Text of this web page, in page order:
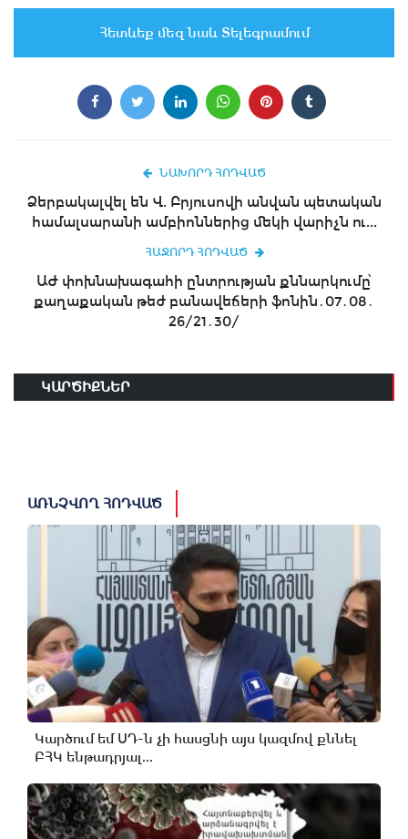
Հետևեք մեզ նաև Տելեգրամում
ՆԱԽՈՐԴ ՀՈԴՎԱԾ
Ձերբակալվել են Վ. Բրյուսովի անվան պետական
համալսարանի ամբիոններից մեկի վարիչն ու...
ՀԱՋՈՐԴ ՀՈԴՎԱԾ
ԱԺ փոխնախագահի ընտրության քննարկումը՝
քաղաքական թեժ բանավեճերի ֆոնին․07․08․
26/21․30/
ԿԱՐԾԻՔՆԵՐ
ԱՌՆՉՎՈՂ ՀՈԴՎԱԾ
Կարծում եմ ՍԴ-ն չի հասցնի այս կազմով քննել
ԲՀԿ ենթադրյալ...